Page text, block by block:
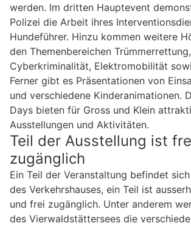
werden. Im dritten Hauptevent
Polizei die Arbeit ihres
Hundeführer. Hinzu kommen weitere
den Themenbereichen Trümmerrettung,
Cyberkriminalität, Elektromobilität
Ferner gibt es Präsentationen von
und verschiedene Kinderanimationen.
Days bieten für Gross und Klein
Ausstellungen und Aktivitäten.
Teil der Ausstellung ist
zugänglich
Ein Teil der Veranstaltung befindet
des Verkehrshauses, ein Teil ist
und frei zugänglich. Unter anderem
des Vierwaldstättersees die